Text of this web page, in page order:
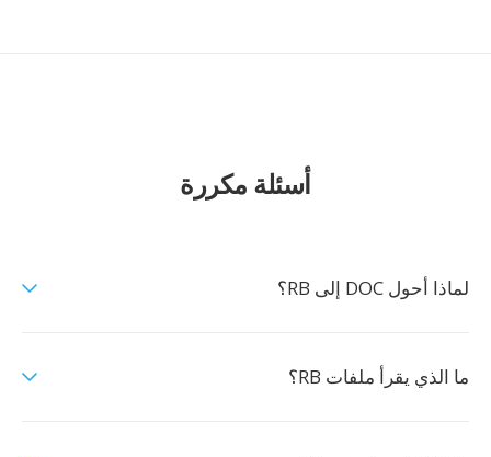
أسئلة مكررة
لماذا أحول DOC إلى RB؟
ما الذي يقرأ ملفات RB؟